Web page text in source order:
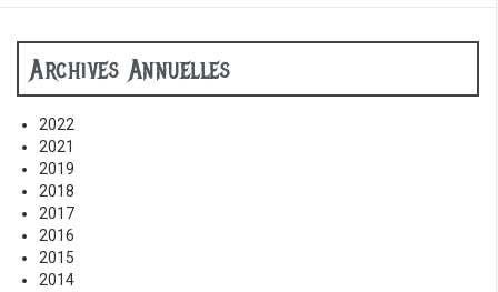
Archives Annuelles
2022
2021
2019
2018
2017
2016
2015
2014